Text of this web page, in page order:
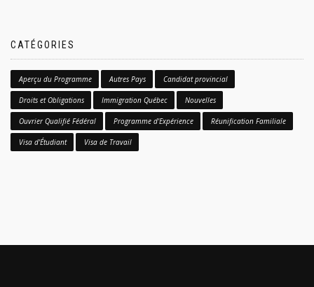
CATÉGORIES
Aperçu du Programme Autres Pays Candidat provincial
Droits et Obligations Immigration Québec Nouvelles
Ouvrier Qualifié Fédéral Programme d'Expérience Réunification Familiale
Visa d'Étudiant Visa de Travail